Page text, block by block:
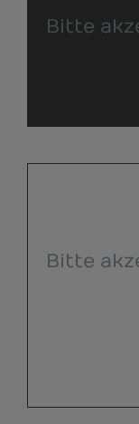
Bitte
Bitte